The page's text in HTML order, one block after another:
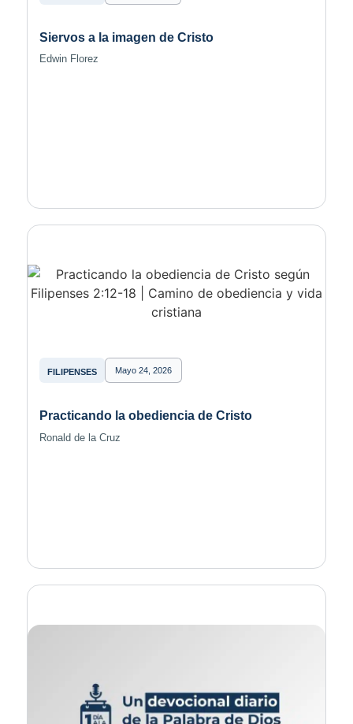
Siervos a la imagen de Cristo
Edwin Florez
FILIPENSES Mayo 24, 2026
Practicando la obediencia de Cristo
Ronald de la Cruz